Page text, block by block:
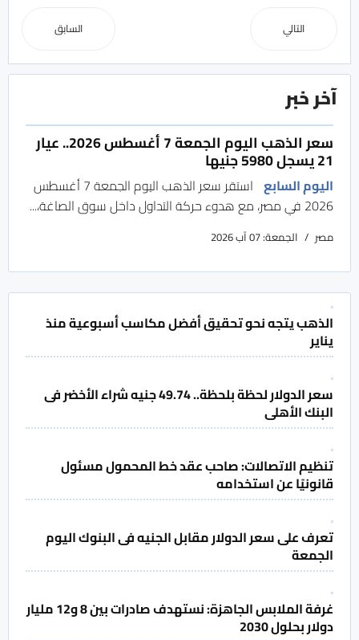
السابق التالي
آخر خبر
سعر الذهب اليوم الجمعة 7 أغسطس 2026.. عيار
21 يسجل 5980 جنيها
اليوم السابع
استقر سعر الذهب اليوم الجمعة 7 أغسطس
2026 في مصر، مع هدوء حركة التداول داخل سوق الصاغة،...
مصر الجمعة: 07 آب 2026
الذهب يتجه نحو تحقيق أفضل مكاسب أسبوعية منذ
يناير
سعر الدولار لحظة بلحظة.. 49.74 جنيه شراء الأخضر فى
البنك الأهلى
تنظيم الاتصالات: صاحب عقد خط المحمول مسئول
قانونيًا عن استخدامه
تعرف على سعر الدولار مقابل الجنيه فى البنوك اليوم
الجمعة
غرفة الملابس الجاهزة: نستهدف صادرات بين 8 و12 مليار
دولار بحلول 2030